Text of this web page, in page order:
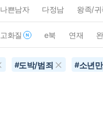
나쁜남자 다정남 왕족/귀
고화질 e북 연재
#도박/범죄 #소년